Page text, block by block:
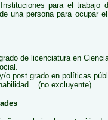
para el trabajo
una persona para ocupar
de licenciatura en
o post grado en políticas
(no excluyente)